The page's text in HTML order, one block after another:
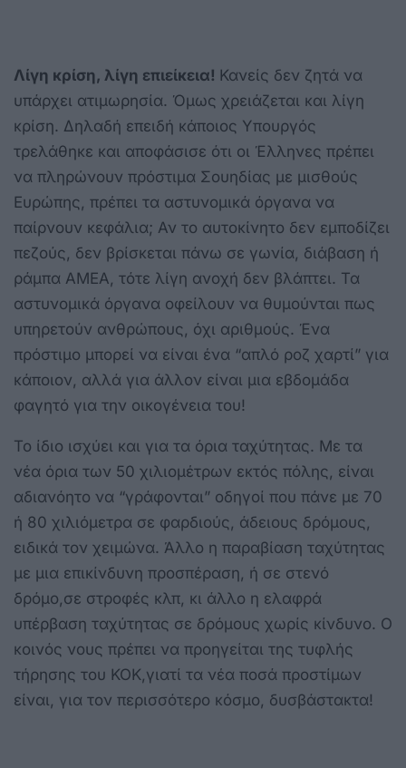
Λίγη κρίση, λίγη επιείκεια! Κανείς δεν ζητά να
υπάρχει ατιμωρησία. Όμως χρειάζεται και λίγη
κρίση. Δηλαδή επειδή κάποιος Υπουργός
τρελάθηκε και αποφάσισε ότι οι Έλληνες πρέπει
να πληρώνουν πρόστιμα Σουηδίας με μισθούς
Ευρώπης, πρέπει τα αστυνομικά όργανα να
παίρνουν κεφάλια; Αν το αυτοκίνητο δεν εμποδίζει
πεζούς, δεν βρίσκεται πάνω σε γωνία, διάβαση ή
ράμπα ΑΜΕΑ, τότε λίγη ανοχή δεν βλάπτει. Τα
αστυνομικά όργανα οφείλουν να θυμούνται πως
υπηρετούν ανθρώπους, όχι αριθμούς. Ένα
πρόστιμο μπορεί να είναι ένα “απλό ροζ χαρτί” για
κάποιον, αλλά για άλλον είναι μια εβδομάδα
φαγητό για την οικογένεια του!
Το ίδιο ισχύει και για τα όρια ταχύτητας. Με τα
νέα όρια των 50 χιλιομέτρων εκτός πόλης, είναι
αδιανόητο να “γράφονται” οδηγοί που πάνε με 70
ή 80 χιλιόμετρα σε φαρδιούς, άδειους δρόμους,
ειδικά τον χειμώνα. Άλλο η παραβίαση ταχύτητας
με μια επικίνδυνη προσπέραση, ή σε στενό
δρόμο,σε στροφές κλπ, κι άλλο η ελαφρά
υπέρβαση ταχύτητας σε δρόμους χωρίς κίνδυνο. Ο
κοινός νους πρέπει να προηγείται της τυφλής
τήρησης του ΚΟΚ,γιατί τα νέα ποσά προστίμων
είναι, για τον περισσότερο κόσμο, δυσβάστακτα!